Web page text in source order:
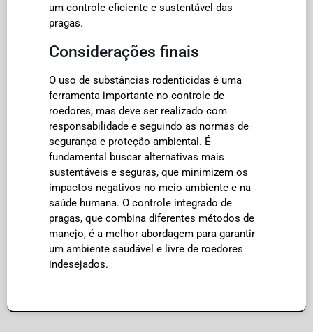
um controle eficiente e sustentável das
pragas.
Considerações finais
O uso de substâncias rodenticidas é uma
ferramenta importante no controle de
roedores, mas deve ser realizado com
responsabilidade e seguindo as normas de
segurança e proteção ambiental. É
fundamental buscar alternativas mais
sustentáveis e seguras, que minimizem os
impactos negativos no meio ambiente e na
saúde humana. O controle integrado de
pragas, que combina diferentes métodos de
manejo, é a melhor abordagem para garantir
um ambiente saudável e livre de roedores
indesejados.